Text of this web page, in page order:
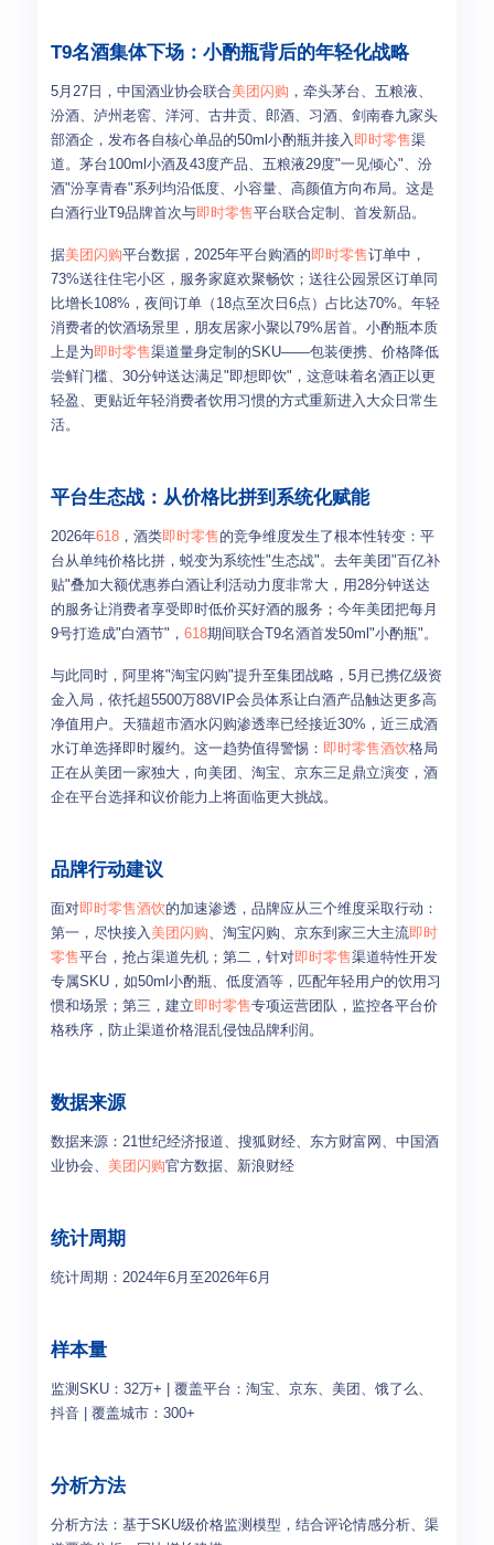
T9名酒集体下场：小酌瓶背后的年轻化战略
5月27日，中国酒业协会联合美团闪购 ，牵头茅台、五粮液、
汾酒、泸州老窖、洋河、古井贡、郎酒、习酒、剑南春九家头
部酒企，发布各自核心单品的50ml小酌瓶并接入 即时零售渠
道。茅台100ml小酒及43度产品、五粮液29度"一见倾心"、汾
酒"汾享青春"系列均沿低度、小容量、高颜值方向布局。这是
白酒行业T9品牌首次与即时零售平台联合定制、首发新品。
据美团闪购平台数据，2025年平台购酒的即时零售订单中，
73%送往住宅小区，服务家庭欢聚畅饮；送往公园景区订单同
比增长108%，夜间订单（18点至次日6点）占比达70%。年轻
消费者的饮酒场景里，朋友居家小聚以79%居首。小酌瓶本质
上是为即时零售渠道量身定制的SKU——包装便携、价格降低
尝鲜门槛、30分钟送达满足"即想即饮"，这意味着名酒正以更
轻盈、更贴近年轻消费者饮用习惯的方式重新进入大众日常生
活。
平台生态战：从价格比拼到系统化赋能
2026年618 ，酒类即时零售的竞争维度发生了根本性转变：平
台从单纯价格比拼，蜕变为系统性"生态战"。去年美团"百亿补
贴"叠加大额优惠券白酒让利活动力度非常大，用28分钟送达
的服务让消费者享受即时低价买好酒的服务；今年美团把每月
9号打造成"白酒节"， 618期间联合T9名酒首发50ml"小酌瓶"。
与此同时，阿里将"淘宝闪购"提升至集团战略，5月已携亿级资
金入局，依托超5500万88VIP会员体系让白酒产品触达更多高
净值用户。天猫超市酒水闪购渗透率已经接近30%，近三成酒
水订单选择即时履约。这一趋势值得警惕： 即时零售酒饮格局
正在从美团一家独大，向美团、淘宝、京东三足鼎立演变，酒
企在平台选择和议价能力上将面临更大挑战。
品牌行动建议
面对即时零售酒饮的加速渗透，品牌应从三个维度采取行动：
第一，尽快接入 美团闪购、淘宝闪购、京东到家三大主流即时
零售平台，抢占渠道先机；第二，针对即时零售渠道特性开发
专属SKU，如50ml小酌瓶、低度酒等，匹配年轻用户的饮用习
惯和场景；第三，建立即时零售专项运营团队，监控各平台价
格秩序，防止渠道价格混乱侵蚀品牌利润。
数据来源
数据来源：21世纪经济报道、搜狐财经、东方财富网、中国酒
业协会、 美团闪购官方数据、新浪财经
统计周期
统计周期：2024年6月至2026年6月
样本量
监测SKU：32万+ | 覆盖平台：淘宝、京东、美团、饿了么、
抖音 | 覆盖城市：300+
分析方法
分析方法：基于SKU级价格监测模型，结合评论情感分析、渠